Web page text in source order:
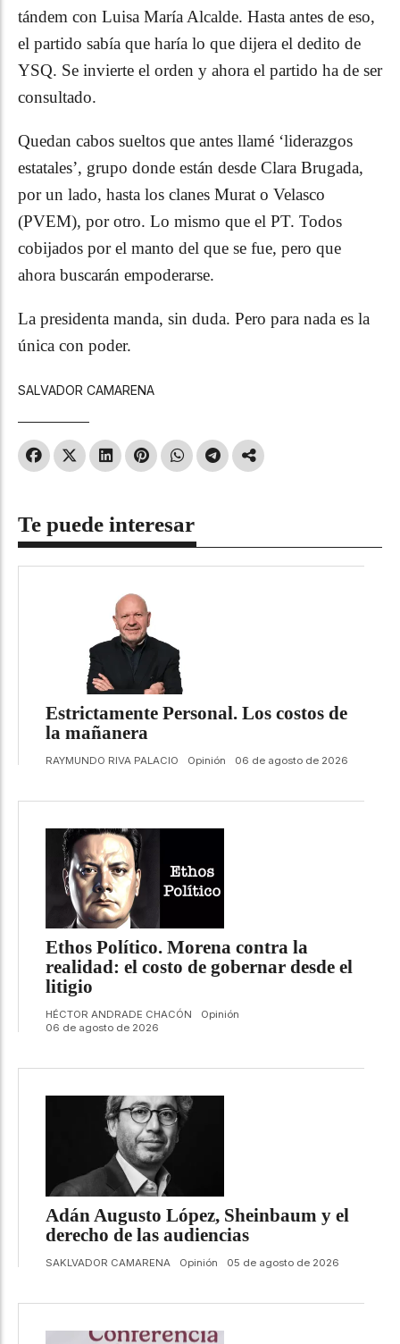
tándem con Luisa María Alcalde. Hasta antes de eso,
el partido sabía que haría lo que dijera el dedito de
YSQ. Se invierte el orden y ahora el partido ha de ser
consultado.
Quedan cabos sueltos que antes llamé ‘liderazgos
estatales’, grupo donde están desde Clara Brugada,
por un lado, hasta los clanes Murat o Velasco
(PVEM), por otro. Lo mismo que el PT. Todos
cobijados por el manto del que se fue, pero que
ahora buscarán empoderarse.
La presidenta manda, sin duda. Pero para nada es la
única con poder.
SALVADOR CAMARENA
Te puede interesar
Estrictamente Personal. Los costos de
la mañanera
RAYMUNDO RIVA PALACIO Opinión 06 de agosto de 2026
Ethos Político. Morena contra la
realidad: el costo de gobernar desde el
litigio
HÉCTOR ANDRADE CHACÓN
Opinión
06 de agosto de 2026
Adán Augusto López, Sheinbaum y el
derecho de las audiencias
SAKLVADOR CAMARENA Opinión 05 de agosto de 2026